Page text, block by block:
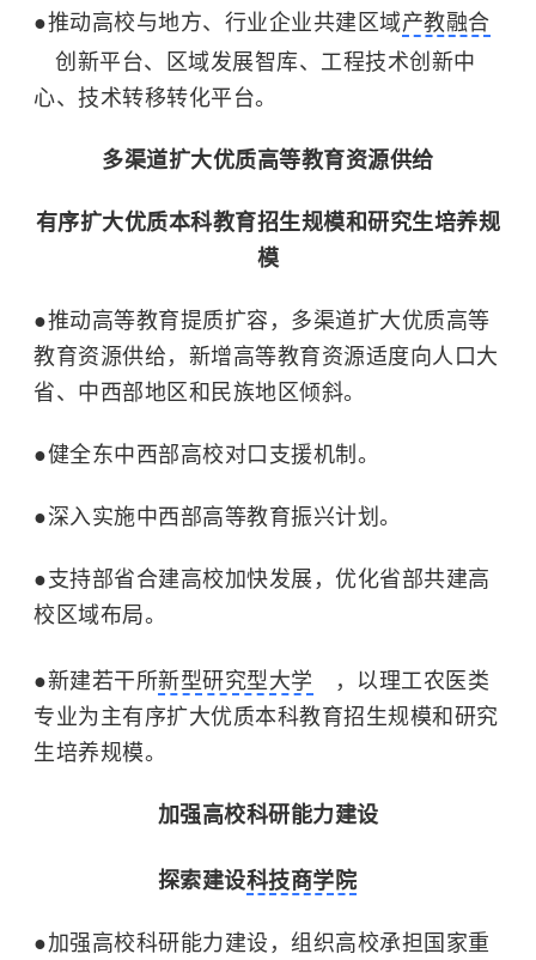
●推动高校与地方、行业企业共建区域产教融合
创新平台、区域发展智库、工程技术创新中
心、技术转移转化平台。
多渠道扩大优质高等教育资源供给
有序扩大优质本科教育招生规模和研究生培养规
模
●推动高等教育提质扩容，多渠道扩大优质高等
教育资源供给，新增高等教育资源适度向人口大
省、中西部地区和民族地区倾斜。
●健全东中西部高校对口支援机制。
●深入实施中西部高等教育振兴计划。
●支持部省合建高校加快发展，优化省部共建高
校区域布局。
●新建若干所新型研究型大学
，以理工农医类
专业为主有序扩大优质本科教育招生规模和研究
生培养规模。
加强高校科研能力建设
探索建设科技商学院
●加强高校科研能力建设，组织高校承担国家重